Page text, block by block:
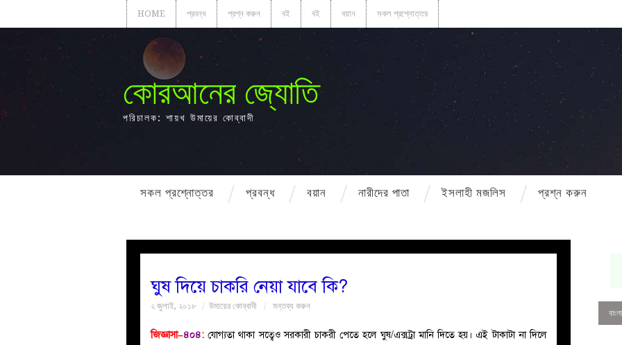
HOME প্রবন্ধ প্রশ্ন করুন বই বই বয়ান সকল প্রশ্নোত্তর
কোরআনের জ্যোতি
পরিচালক: শায়খ উমায়ের কোব্বাদী
সকল প্রশ্নোত্তর প্রবন্ধ বয়ান নারীদের পাতা ইসলাহী মজলিস প্রশ্ন করুন
ঘুষ দিয়ে চাকরি নেয়া যাবে কি?
২ জুলাই, ২০১৮ উমায়ের কোব্বাদী মন্তব্য করুন
জিজ্ঞাসা–৪০৪: যোগ্যতা থাকা সত্বেও সরকারী চাকরী পেতে হলে ঘুষ/এক্সট্রা মানি দিতে হয়। এই টাকাটা না দিলে